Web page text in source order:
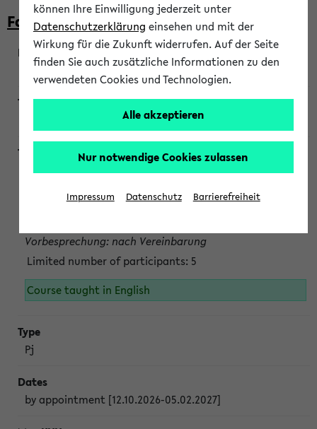
Faculty of Biology
200923
Wendisch, Peters-Wendisch, Stegelmann
Projektmodul "Bakterielle Biotechnologie"
Persönliche Anmeldung beim Veranstalter ist unbedingt
Vorbesprechung: nach Vereinbarung
Limited number of participants: 5
Course taught in English
Pj
by appointment [12.10.2026-05.02.2027]
können Ihre Einwilligung jederzeit unter
Datenschutzerklärung einsehen und mit der
Wirkung für die Zukunft widerrufen. Auf der Seite
finden Sie auch zusätzliche Informationen zu den
verwendeten Cookies und Technologien.
Alle akzeptieren
Nur notwendige Cookies zulassen
Impressum Datenschutz Barrierefreiheit